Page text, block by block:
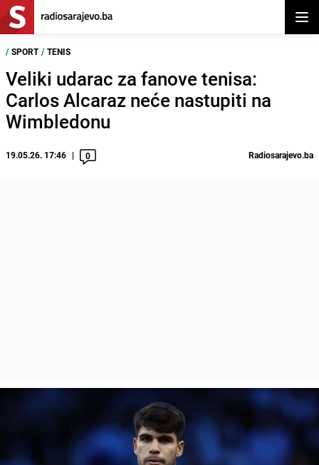
/ SPORT / TENIS
Veliki udarac za fanove tenisa:
Carlos Alcaraz neće nastupiti na
Wimbledonu
19.05.26. 17:46 0 Radiosarajevo.ba